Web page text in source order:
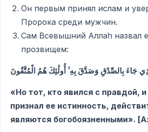
Он первым принял ислам и
Пророка среди мужчин.
Сам Всевышний Аллаh назвал
прозвищем:
جَاءَ بِالصِّدْقِ وَصَدَّقَ بِهِ ۙ أُولَٰئِكَ هُمُ الْمُتَّقُونَ
«Но тот, кто явился с правдой,
признал ее истинность,
являются богобоязненными».